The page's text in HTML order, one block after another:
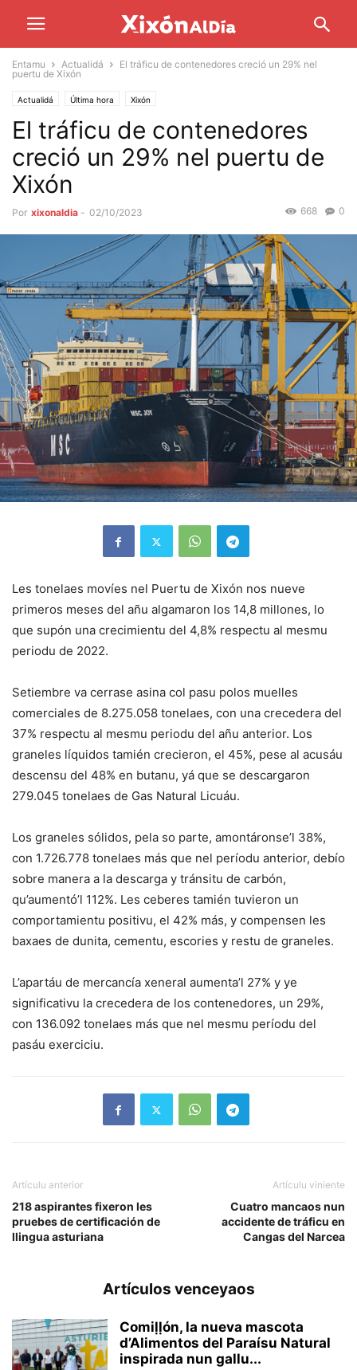
Entamu Actualidá
El tráficu de contenedores creció un 29% nel
puertu de Xixón
Actualidá Última hora Xixón
El tráficu de contenedores
creció un 29% nel puertu de
Xixón
Por xixonaldia - 02/10/2023 0
668
Les tonelaes movíes nel Puertu de Xixón nos nueve
primeros meses del añu algamaron los 14,8 millones, lo
que supón una crecimientu del 4,8% respectu al mesmu
periodu de 2022.
Setiembre va cerrase asina col pasu polos muelles
comerciales de 8.275.058 tonelaes, con una crecedera del
37% respectu al mesmu periodu del añu anterior. Los
graneles líquidos tamién crecieron, el 45%, pese al acusáu
descensu del 48% en butanu, yá que se descargaron
279.045 tonelaes de Gas Natural Licuáu.
Los graneles sólidos, pela so parte, amontáronse’l 38%,
con 1.726.778 tonelaes más que nel períodu anterior, debío
sobre manera a la descarga y tránsitu de carbón,
qu’aumentó’l 112%. Les ceberes tamién tuvieron un
comportamientu positivu, el 42% más, y compensen les
baxaes de dunita, cementu, escories y restu de graneles.
L’apartáu de mercancía xeneral aumenta’l 27% y ye
significativu la crecedera de los contenedores, un 29%,
con 136.092 tonelaes más que nel mesmu períodu del
pasáu exerciciu.
Artículu anterior
218 aspirantes fixeron les
pruebes de certificación de
llingua asturiana
Artículu viniente
Cuatro mancaos nun
accidente de tráficu en
Cangas del Narcea
Artículos venceyaos
Comiḷḷón, la nueva mascota
d’Alimentos del Paraísu Natural
inspirada nun gallu...